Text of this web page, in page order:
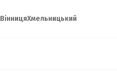
ВінницяХмельницький